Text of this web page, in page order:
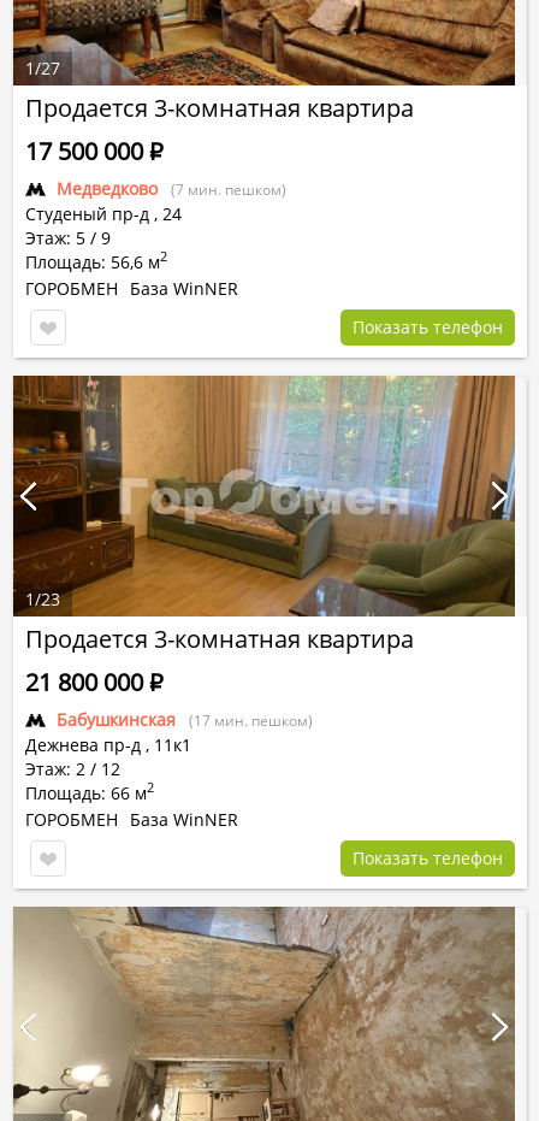
Продается 3-комнатная квартира
Медведково (7 мин. пешком)
Студеный пр-д , 24
Этаж: 5 / 9
Площадь: 56,6 м2
17 500 000Р
ГОРОБМЕН
База WinNER
Показать телефон
1/27
Продается 3-комнатная квартира
Бабушкинская (17 мин. пешком)
Дежнева пр-д , 11к1
Этаж: 2 / 12
Площадь: 66 м2
21 800 000Р
ГОРОБМЕН
База WinNER
Показать телефон
1/23